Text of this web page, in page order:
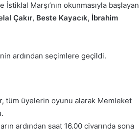
Marşı’nın okunmasıyla başlayan
Çakır, Beste Kayacık, İbrahim
ardından seçimlere geçildi.
tüm üyelerin oyunu alarak Memleket
ardından saat 16.00 civarında sona